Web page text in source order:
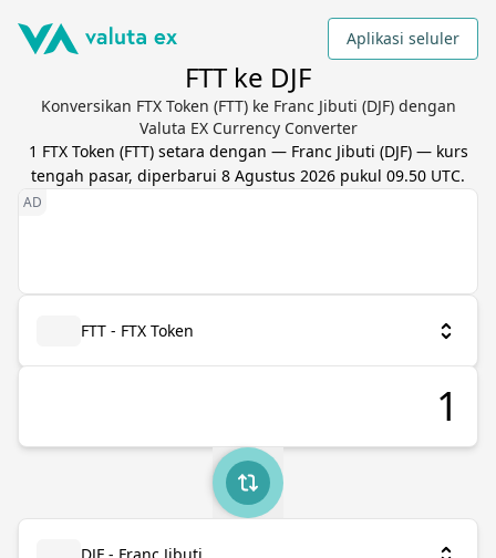
Aplikasi seluler
FTT ke DJF
Konversikan FTX Token (FTT) ke Franc Jibuti (DJF) dengan
Valuta EX Currency Converter
1 FTX Token (FTT) setara dengan — Franc Jibuti (DJF) — kurs
tengah pasar, diperbarui 8 Agustus 2026 pukul 09.50 UTC.
FTT - FTX Token